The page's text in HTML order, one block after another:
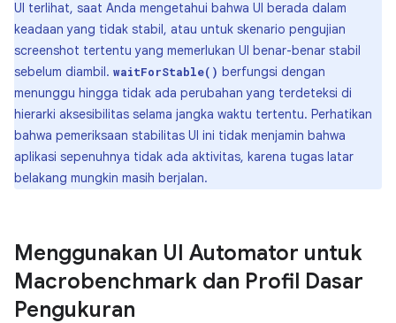
UI terlihat, saat Anda mengetahui bahwa UI berada dalam
keadaan yang tidak stabil, atau untuk skenario pengujian
screenshot tertentu yang memerlukan UI benar-benar stabil
sebelum diambil. waitForStable() berfungsi dengan
menunggu hingga tidak ada perubahan yang terdeteksi di
hierarki aksesibilitas selama jangka waktu tertentu. Perhatikan
bahwa pemeriksaan stabilitas UI ini tidak menjamin bahwa
aplikasi sepenuhnya tidak ada aktivitas, karena tugas latar
belakang mungkin masih berjalan.
Menggunakan UI Automator untuk
Macrobenchmark dan Profil Dasar
Pengukuran